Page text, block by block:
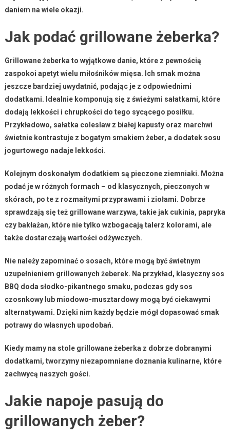
daniem na wiele okazji.
Jak podać grillowane żeberka?
Grillowane żeberka to wyjątkowe danie, które z pewnością
zaspokoi apetyt wielu miłośników mięsa. Ich smak można
jeszcze bardziej uwydatnić, podając je z odpowiednimi
dodatkami. Idealnie komponują się z świeżymi sałatkami, które
dodają lekkości i chrupkości do tego sycącego posiłku.
Przykładowo, sałatka coleslaw z białej kapusty oraz marchwi
świetnie kontrastuje z bogatym smakiem żeber, a dodatek sosu
jogurtowego nadaje lekkości.
Kolejnym doskonałym dodatkiem są pieczone ziemniaki. Można
podać je w różnych formach – od klasycznych, pieczonych w
skórach, po te z rozmaitymi przyprawami i ziołami. Dobrze
sprawdzają się też grillowane warzywa, takie jak cukinia, papryka
czy bakłażan, które nie tylko wzbogacają talerz kolorami, ale
także dostarczają wartości odżywczych.
Nie należy zapominać o sosach, które mogą być świetnym
uzupełnieniem grillowanych żeberek. Na przykład, klasyczny sos
BBQ doda słodko-pikantnego smaku, podczas gdy sos
czosnkowy lub miodowo-musztardowy mogą być ciekawymi
alternatywami. Dzięki nim każdy będzie mógł dopasować smak
potrawy do własnych upodobań.
Kiedy mamy na stole grillowane żeberka z dobrze dobranymi
dodatkami, tworzymy niezapomniane doznania kulinarne, które
zachwycą naszych gości.
Jakie napoje pasują do
grillowanych żeber?